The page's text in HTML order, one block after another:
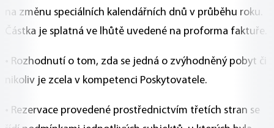
na změnu speciálních kalendářních dnů v průběhu roku.
Částka je splatná ve lhůtě uvedené na proforma faktuře.
• Rozhodnutí o tom, zda se jedná o zvýhodněný pobyt či
nikoliv je zcela v kompetenci Poskytovatele.
• Rezervace provedené prostřednictvím třetích stran se